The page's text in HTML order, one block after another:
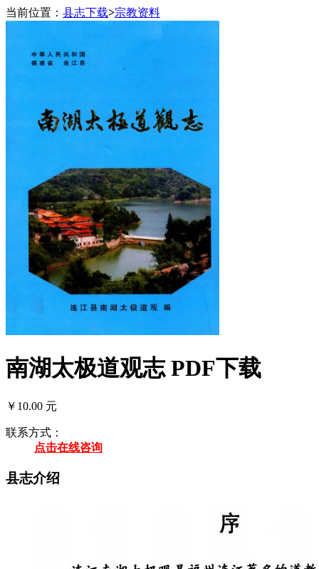
当前位置： 县志下载>宗教资料
南湖太极道观志 PDF下载
￥10.00 元
联系方式：
点击在线咨询
县志介绍